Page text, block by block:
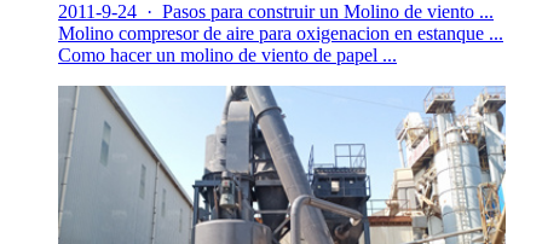
2011-9-24 · Pasos para construir un Molino de viento ...
Molino compresor de aire para oxigenacion en estanque ...
Como hacer un molino de viento de papel ...